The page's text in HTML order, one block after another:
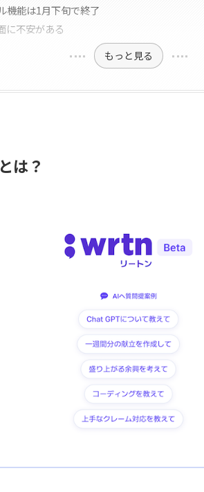
機能は1月下旬で終了
に不安がある
もっと見る
は？